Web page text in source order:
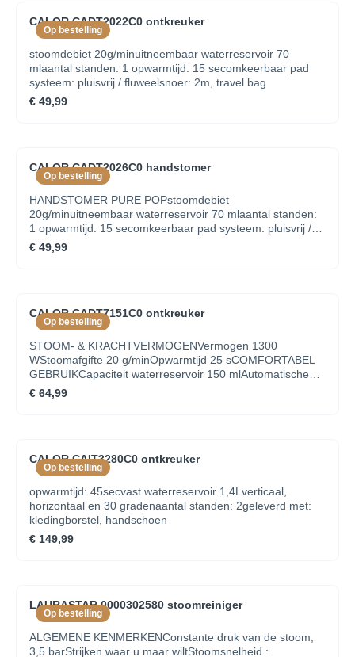
Op bestelling
CALOR CADT2022C0 ontkreuker
stoomdebiet 20g/minuitneembaar waterreservoir 70
mlaantal standen: 1 opwarmtijd: 15 secomkeerbaar pad
systeem: pluisvrij / fluweelsnoer: 2m, travel bag
€ 49,99
Op bestelling
CALOR CADT2026C0 handstomer
HANDSTOMER PURE POPstoomdebiet
20g/minuitneembaar waterreservoir 70 mlaantal standen:
1 opwarmtijd: 15 secomkeerbaar pad systeem: pluisvrij /
fluweelsnoer: 2m, travel bag
€ 49,99
Op bestelling
CALOR CADT7151C0 ontkreuker
STOOM- & KRACHTVERMOGENVermogen 1300
WStoomafgifte 20 g/minOpwarmtijd 25 sCOMFORTABEL
GEBRUIKCapaciteit waterreservoir 150 mlAutomatische
uitschakeling Nee Aan/uit-schakelaar Handbediening
Waterreservoir Uitneembaar Autonomie 8 minIndicator
€ 64,99
Op bestelling
CALOR CAIT3280C0 ontkreuker
opwarmtijd: 45secvast waterreservoir 1,4Lverticaal,
horizontaal en 30 gradenaantal standen: 2geleverd met:
kledingborstel, handschoen
€ 149,99
Op bestelling
LAURASTAR 0000302580 stoomreiniger
ALGEMENE KENMERKENConstante druk van de stoom,
3,5 barStrijken waar u maar wiltStoomsnelheid :